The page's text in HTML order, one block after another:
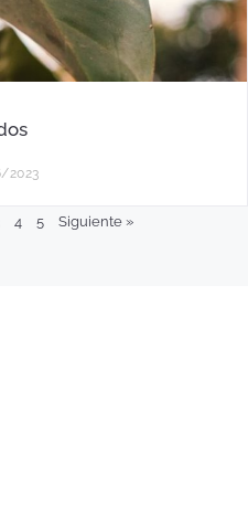
2023
4 5 Siguiente »